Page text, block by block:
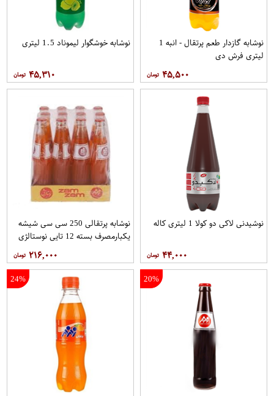
نوشابه گازدار طعم پرتقال - انبه 1
لیتری فرش دی
۴۵,۵۰۰
نوشابه خوشگوار لیموناد 1.5 لیتری
۴۵,۳۱۰
نوشیدنی لاکی دو کولا 1 لیتری کاله
۴۴,۰۰۰
نوشابه پرتقالی 250 سی سی شیشه
یکبارمصرف بسته 12 تایی نوستالژی
۲۱۶,۰۰۰
20%
24%